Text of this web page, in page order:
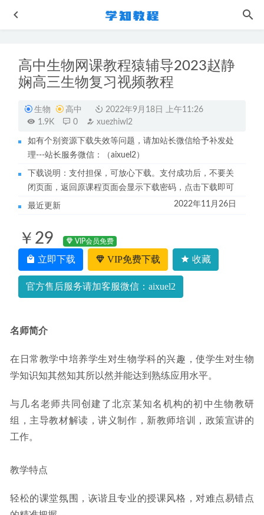
高中生物网课教程猿辅导2023赵静
娴高三生物复习视频教程
生物 高中
2022年9月18日 上午11:26
1.9K
0 xuezhiwl2
如有个别资源下载失效等问题，请加站长微信给予补发处
理---站长服务微信：（aixuel2）
下载说明：支付担保，可放心下载。支付成功后，不要关
闭页面，返回原课程页面会显示下载密码，点击下载即可
最近更新 2022年11月26日
￥29 VIP会员免费
立即下载 VIP免费下载 收藏
官方售后服务请加客服微信：aixuel2
名师简介
在日常教学中培养学生对生物学科的兴趣，使学生对生物
学知识知其然知其所以然并能达到熟练应用水平。
与几名老师共同创建了北京某知名机构的初中生物教研
组，主导教材解读，讲义制作，新教师培训，政策宣讲的
工作。
教学特点
轻松的课堂氛围，诙谐且专业的授课风格，对难点易错点
学而思培优2020 五年级语文数学全套直播视频课程 2022-
10-14
腾讯课堂高中数学网课教程2023王梦抒高三数学视频教程全
年班 2022-11-14
作业帮2023张亚柔高三语文s班23年高考语文二三轮复习春
22年陆艳华高中化学一轮复习视频教程
韩语发音教学视频叫你怎样学韩语 2022-11-03